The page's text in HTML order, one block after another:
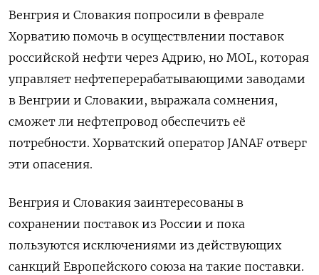
Венгрия и ‌Словакия попросили в феврале
Хорватию помочь в осуществлении поставок
российской нефти через Адрию, но MOL, которая
управляет нефтеперерабатывающими заводами
в Венгрии и Словакии, выражала сомнения,
сможет ли нефтепровод обеспечить её ​
потребности. Хорватский оператор JANAF отверг ​
эти опасения.
Венгрия и Словакия заинтересованы ​в
сохранении ⁠поставок из России и пока
пользуются исключениями из действующих
санкций ‌Европейского союза на такие поставки.